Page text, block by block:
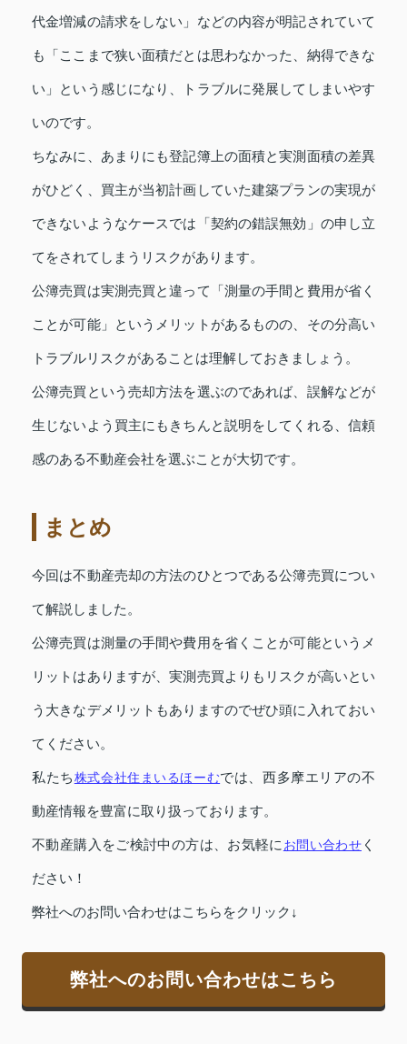
代金増減の請求をしない」などの内容が明記されていて
も「ここまで狭い面積だとは思わなかった、納得できな
い」という感じになり、トラブルに発展してしまいやす
いのです。
ちなみに、あまりにも登記簿上の面積と実測面積の差異
がひどく、買主が当初計画していた建築プランの実現が
できないようなケースでは「契約の錯誤無効」の申し立
てをされてしまうリスクがあります。
公簿売買は実測売買と違って「測量の手間と費用が省く
ことが可能」というメリットがあるものの、その分高い
トラブルリスクがあることは理解しておきましょう。
公簿売買という売却方法を選ぶのであれば、誤解などが
生じないよう買主にもきちんと説明をしてくれる、信頼
感のある不動産会社を選ぶことが大切です。
まとめ
今回は不動産売却の方法のひとつである公簿売買につい
て解説しました。
公簿売買は測量の手間や費用を省くことが可能というメ
リットはありますが、実測売買よりもリスクが高いとい
う大きなデメリットもありますのでぜひ頭に入れておい
てください。
私たち株式会社住まいるほーむでは、西多摩エリアの不
動産情報を豊富に取り扱っております。
不動産購入をご検討中の方は、お気軽に お問い合わせ く
ださい！
弊社へのお問い合わせはこちらをクリック↓
弊社へのお問い合わせはこちら